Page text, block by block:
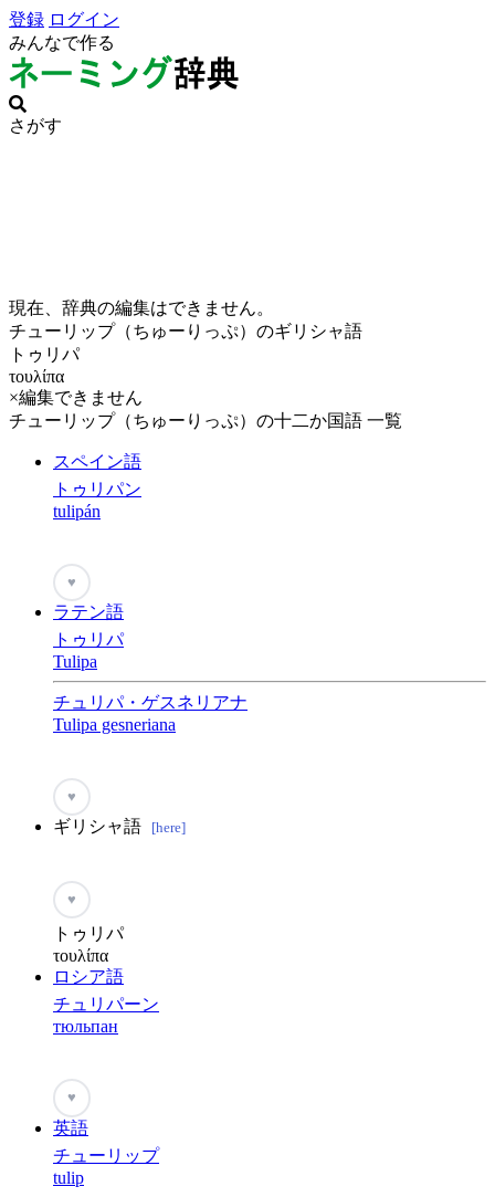
登録 ログイン
みんなで作る
さがす
現在、辞典の編集はできません。
チューリップ（ちゅーりっぷ）のギリシャ語
トゥリパ
τουλίπα
×編集できません
チューリップ（ちゅーりっぷ）の十二か国語 一覧
スペイン語
トゥリパン
tulipán
♥
ラテン語
トゥリパ
Tulipa
チュリパ・ゲスネリアナ
Tulipa gesneriana
♥
ギリシャ語 [here]
♥
トゥリパ
τουλίπα
ロシア語
チュリパーン
тюльпан
♥
英語
チューリップ
tulip